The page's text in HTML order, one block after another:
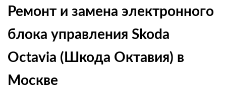
Ремонт и замена электронного
блока управления Skoda
Octavia (Шкода Октавия) в
Москве